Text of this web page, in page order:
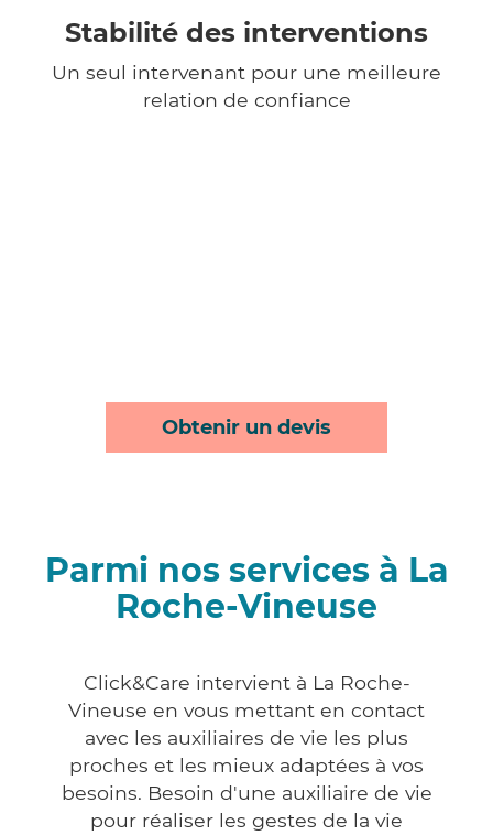
Stabilité des interventions
Un seul intervenant pour une meilleure
relation de confiance
Obtenir un devis
Parmi nos services à La
Roche-Vineuse
Click&Care intervient à La Roche-
Vineuse en vous mettant en contact
avec les auxiliaires de vie les plus
proches et les mieux adaptées à vos
besoins. Besoin d'une auxiliaire de vie
pour réaliser les gestes de la vie